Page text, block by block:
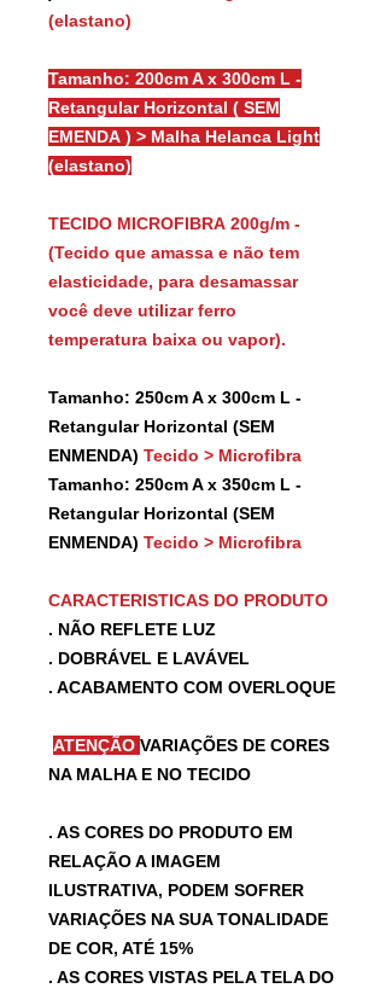
(elastano)
Tamanho: 200cm A x 300cm L -
Retangular Horizontal ( SEM
EMENDA ) > Malha Helanca Light
(elastano)
TECIDO MICROFIBRA 200g/m -
(Tecido que amassa e não tem
elasticidade, para desamassar
você deve utilizar ferro
temperatura baixa ou vapor).
Tamanho: 250cm A x 300cm L -
Retangular Horizontal (SEM
ENMENDA) Tecido > Microfibra
Tamanho: 250cm A x 350cm L -
Retangular Horizontal (SEM
ENMENDA) Tecido > Microfibra
CARACTERISTICAS DO PRODUTO
. NÃO REFLETE LUZ
. DOBRÁVEL E LAVÁVEL
. ACABAMENTO COM OVERLOQUE
ATENÇÃO VARIAÇÕES DE CORES
NA MALHA E NO TECIDO
. AS CORES DO PRODUTO EM
RELAÇÃO A IMAGEM
ILUSTRATIVA, PODEM SOFRER
VARIAÇÕES NA SUA TONALIDADE
DE COR, ATÉ 15%
. AS CORES VISTAS PELA TELA DO